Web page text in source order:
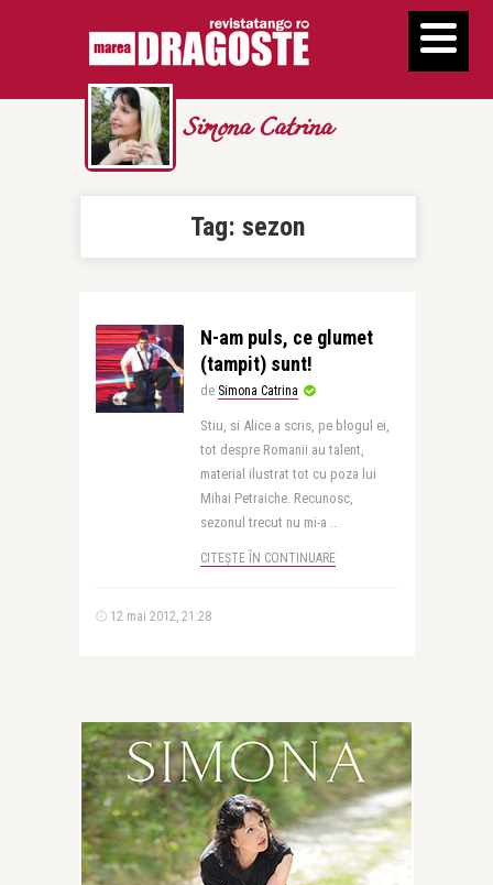
Simona Catrina
Tag: sezon
N-am puls, ce glumet
(tampit) sunt!
de Simona Catrina
Stiu, si Alice a scris, pe blogul ei,
tot despre Romanii au talent,
material ilustrat tot cu poza lui
Mihai Petraiche. Recunosc,
sezonul trecut nu mi-a ..
CITEȘTE ÎN CONTINUARE
12 mai 2012, 21:28